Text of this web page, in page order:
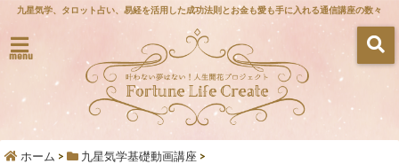
九星気学、タロット占い、易経を活用した成功法則とお金も愛も手に入れる通信講座の数々
menu
ホーム > 九星気学基礎動画講座 >